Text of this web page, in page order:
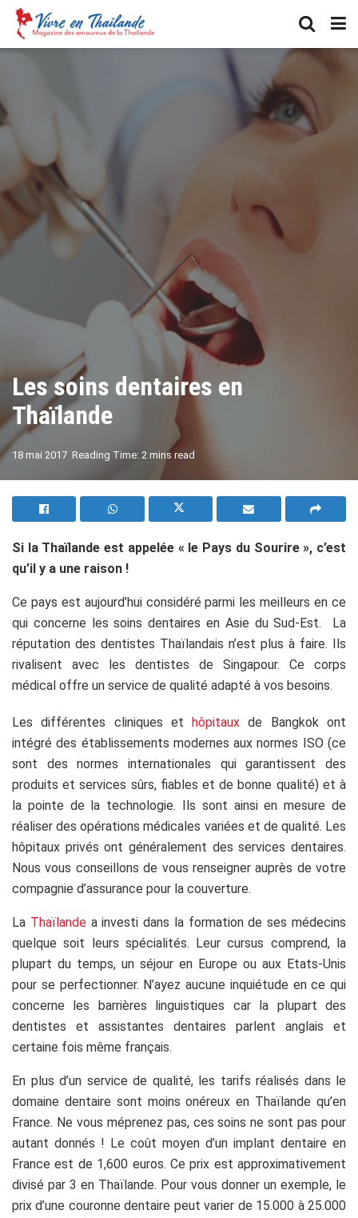
Les soins dentaires en
Thaïlande
18 mai 2017 Reading Time: 2 mins read
Si la Thaïlande est appelée « le Pays du Sourire », c’est
qu’il y a une raison !
Ce pays est aujourd’hui considéré parmi les meilleurs en ce
qui concerne les soins dentaires en Asie du Sud-Est. La
réputation des dentistes Thaïlandais n’est plus à faire. Ils
rivalisent avec les dentistes de Singapour. Ce corps
médical offre un service de qualité adapté à vos besoins.
Les différentes cliniques ethôpitaux de Bangkok ont
intégré des établissements modernes aux normes ISO (ce
sont des normes internationales qui garantissent des
produits et services sûrs, fiables et de bonne qualité) et à
la pointe de la technologie. Ils sont ainsi en mesure de
réaliser des opérations médicales variées et de qualité. Les
hôpitaux privés ont généralement des services dentaires.
Nous vous conseillons de vous renseigner auprès de votre
compagnie d’assurance pour la couverture.
La Thaïlandea investi dans la formation de ses médecins
quelque soit leurs spécialités. Leur cursus comprend, la
plupart du temps, un séjour en Europe ou aux Etats-Unis
pour se perfectionner. N’ayez aucune inquiétude en ce qui
concerne les barrières linguistiques car la plupart des
dentistes et assistantes dentaires parlent anglais et
certaine fois même français.
En plus d’un service de qualité, les tarifs réalisés dans le
domaine dentaire sont moins onéreux en Thaïlande qu’en
France. Ne vous méprenez pas, ces soins ne sont pas pour
autant donnés ! Le coût moyen d’un implant dentaire en
France est de 1,600 euros. Ce prix est approximativement
divisé par 3 en Thaïlande. Pour vous donner un exemple, le
prix d’une couronne dentaire peut varier de 15.000 à 25.000